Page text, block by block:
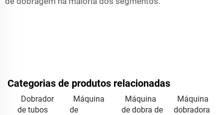
Categorias de produtos relacionadas
Dobrador
de tubos
Máquina
de
Máquina
de dobra de
Máquina
dobradora